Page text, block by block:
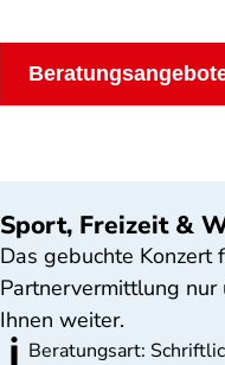
Sport, Freizeit &
Das gebuchte
Partnervermittlung
Ihnen weiter.
Beratungsart: